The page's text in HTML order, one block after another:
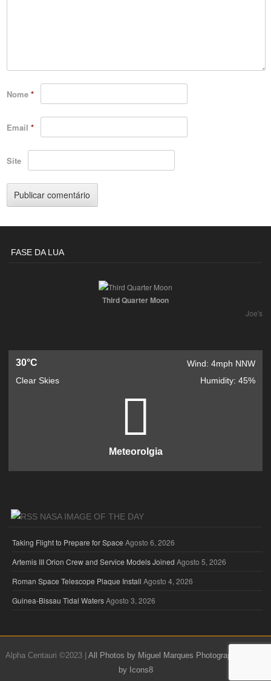
Nome*
Email*
Site
FASE DA LUA
Third Quarter Moon
Joe's
30°C
Wind: 4mph NNW
Clear Skies
Humidity: 45%
Meteorolgia
NASA IMAGE OF THE DAY
Taking Flight to Prepare for Space Agosto 6, 2026
Artemis III Orion Crew and Service Models Joined Agosto 5, 2026
Roman Space Telescope Plaque Install Agosto 4, 2026
Guinea-Bissau Tidal WatersAgosto 3, 2026
Alpha Centauri ©2023 | All Photos by Miguel Marques Photography
by Icons8